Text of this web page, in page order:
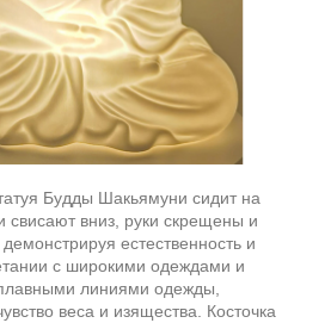
Будды Шакьямуни сидит на
свисают вниз, руки скрещены и
естественность и
с широкими одеждами и
линиями одежды,
веса и изящества. Косточка